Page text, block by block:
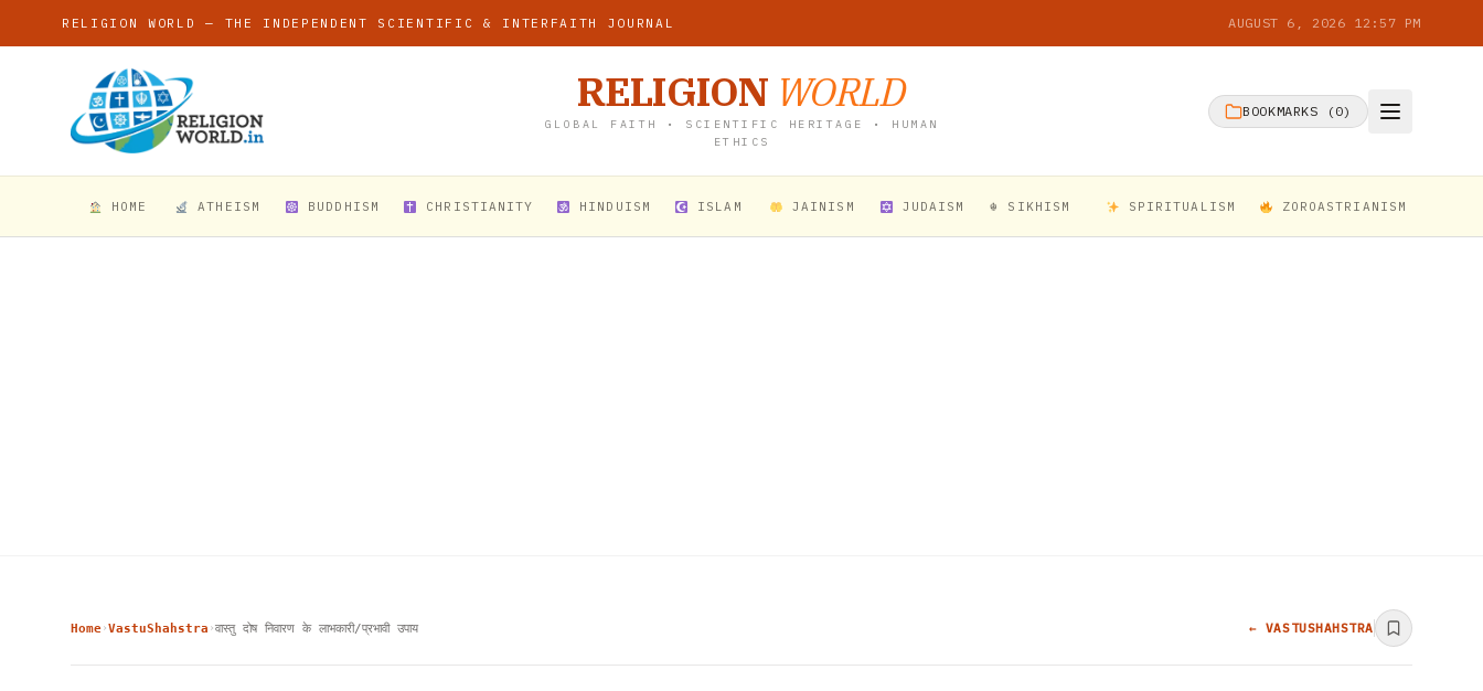
RELIGION WORLD — THE INDEPENDENT SCIENTIFIC & INTERFAITH JOURNAL AUGUST 6, 2026 12:57 PM
RELIGION WORLD
GLOBAL FAITH • SCIENTIFIC HERITAGE • HUMAN
ETHICS
BOOKMARKS ( 0)
HOME ATHEISM BUDDHISM CHRISTIANITY HINDUISM ISLAM JAINISM JUDAISM ☬ SIKHISM SPIRITUALISM ZOROASTRIANISM
Home›VastuShahstra ›वास्तु दोष निवारण के लाभकारी/प्रभावी उपाय ← VASTUSHAHSTRA